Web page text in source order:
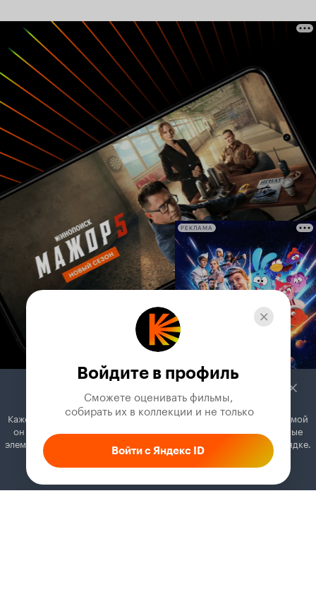
РЕКЛАМА
Войдите в профиль
Сможете оценивать фильмы,
собирать их в коллекции и не только
Войти с Яндекс ID
Кажется, вы используете блокировщик рекламы. Вместе с рекламой
он может отключать постеры, папки с фильмами и другие важные
элементы. Добавьте Кинопоиск в исключения, и всё будет в порядке.
Как это сделать